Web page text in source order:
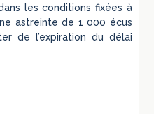
les conditions fixées à
astreinte de 1 000 écus
de l’expiration du délai